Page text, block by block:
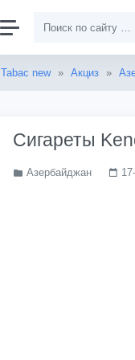
Tabac new » Акциз »
Сигареты
Азербайджан